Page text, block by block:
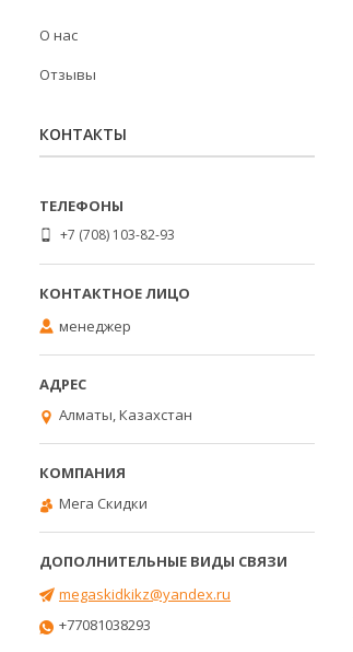
О нас
Отзывы
КОНТАКТЫ
+7 (708) 103-82-93
менеджер
Алматы, Казахстан
Мега Скидки
megaskidkikz@yandex.ru
+77081038293